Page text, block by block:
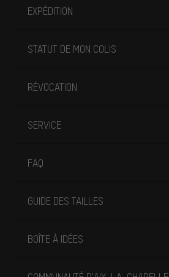
EXPÉDITION
STATUT DE MON COLIS
RÉVOCATION
SERVICE
FAQ
GUIDE DES TAILLES
BOÎTE À IDÉES